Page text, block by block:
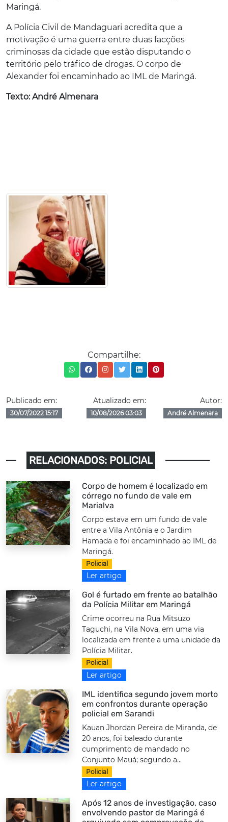
Maringá.
A Polícia Civil de Mandaguari acredita que a
motivação é uma guerra entre duas facções
criminosas da cidade que estão disputando o
território pelo tráfico de drogas. O corpo de
Alexander foi encaminhado ao IML de Maringá.
Texto: André Almenara
Compartilhe:
Publicado em:
30/07/2022 15:17
Atualizado em:
10/08/2026 03:03
Autor:
André Almenara
RELACIONADOS: POLICIAL
Corpo de homem é localizado em
córrego no fundo de vale em
Marialva
Corpo estava em um fundo de vale
entre a Vila Antônia e o Jardim
Hamada e foi encaminhado ao IML de
Maringá.
Policial
Ler artigo
Gol é furtado em frente ao batalhão
da Polícia Militar em Maringá
Crime ocorreu na Rua Mitsuzo
Taguchi, na Vila Nova, em uma via
localizada em frente a uma unidade da
Polícia Militar.
Policial
Ler artigo
IML identifica segundo jovem morto
em confrontos durante operação
policial em Sarandi
Kauan Jhordan Pereira de Miranda, de
20 anos, foi baleado durante
cumprimento de mandado no
Conjunto Mauá; segundo a...
Policial
Ler artigo
Após 12 anos de investigação, caso
envolvendo pastor de Maringá é